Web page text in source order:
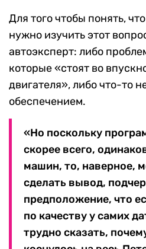
Для того чтобы понять,
нужно изучить этот
автоэксперт: либо
которые «стоят во
двигателя», либо что-то
обеспечением.
«Но поскольку
скорее всего,
машин, то, наверное,
сделать вывод,
предположение, что
по качеству у самих
трудно сказать,